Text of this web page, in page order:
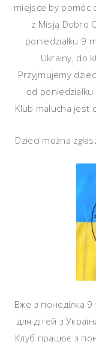
miejsce by pomóc
z Misją Dobro
poniedziałku 9
Ukrainy, do
Przyjmujemy
od
Klub malucha jest
Dzieci można
Вже з понеділка
для дітей з
Клуб працює з